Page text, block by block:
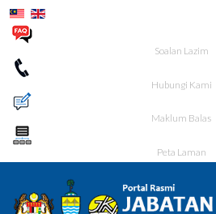
Soalan Lazim
Hubungi Kami
Maklum Balas
Peta Laman